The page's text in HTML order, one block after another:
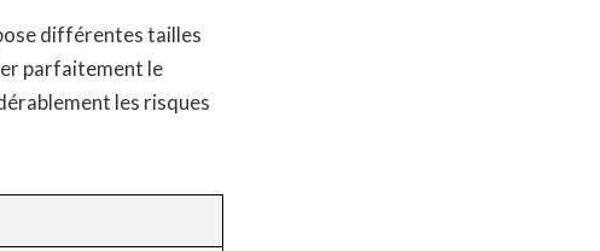
différentes tailles
parfaitement le
les risques